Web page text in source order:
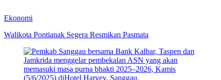
Ekonomi
Walikota Pontianak Segera Resmikan Pasmata